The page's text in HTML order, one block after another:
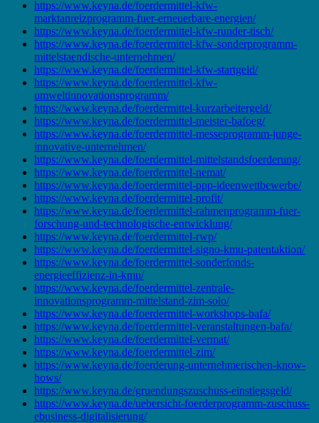
https://www.keyna.de/foerdermittel-kfw-
marktanreizprogramm-fuer-erneuerbare-energien/
https://www.keyna.de/foerdermittel-kfw-runder-tisch/
https://www.keyna.de/foerdermittel-kfw-sonderprogramm-
mittelstaendische-unternehmen/
https://www.keyna.de/foerdermittel-kfw-startgeld/
https://www.keyna.de/foerdermittel-kfw-
umweltinnovationsprogramm/
https://www.keyna.de/foerdermittel-kurzarbeitergeld/
https://www.keyna.de/foerdermittel-meister-bafoeg/
https://www.keyna.de/foerdermittel-messeprogramm-junge-
innovative-unternehmen/
https://www.keyna.de/foerdermittel-mittelstandsfoerderung/
https://www.keyna.de/foerdermittel-nemat/
https://www.keyna.de/foerdermittel-ppp-ideenwettbewerbe/
https://www.keyna.de/foerdermittel-profit/
https://www.keyna.de/foerdermittel-rahmenprogramm-fuer-
forschung-und-technologische-entwicklung/
https://www.keyna.de/foerdermittel-rwp/
https://www.keyna.de/foerdermittel-signo-kmu-patentaktion/
https://www.keyna.de/foerdermittel-sonderfonds-
energieeffizienz-in-kmu/
https://www.keyna.de/foerdermittel-zentrale-
innovationsprogramm-mittelstand-zim-solo/
https://www.keyna.de/foerdermittel-workshops-bafa/
https://www.keyna.de/foerdermittel-veranstaltungen-bafa/
https://www.keyna.de/foerdermittel-vermat/
https://www.keyna.de/foerdermittel-zim/
https://www.keyna.de/foerderung-unternehmerischen-know-
hows/
https://www.keyna.de/gruendungszuschuss-einstiegsgeld/
https://www.keyna.de/uebersicht-foerderprogramm-zuschuss-
ebusiness-digitalisierung/